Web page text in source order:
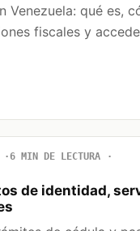
Venezuela: qué es,
fiscales y
6 MIN DE LECTURA
de identidad,